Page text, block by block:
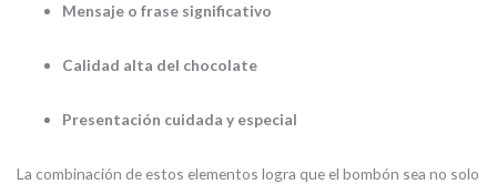
Mensaje o frase significativo
Calidad alta del chocolate
Presentación cuidada y especial
La combinación de estos elementos logra que el bombón sea no solo